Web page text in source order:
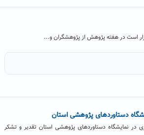
است در هفته پژوهش از پژوهشگران و...
دستاوردهای پژوهشی استان
در نمایشگاه دستاوردهای پژوهشی استان تقدیر و تشکر